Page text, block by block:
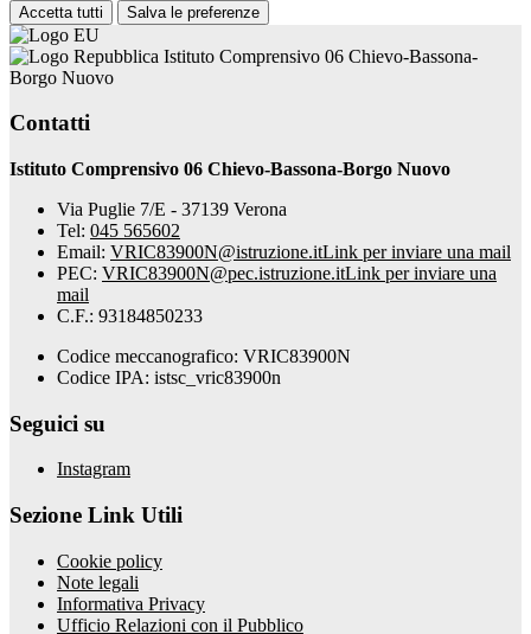
Accetta tutti Salva le preferenze
Istituto Comprensivo 06 Chievo-Bassona-
Borgo Nuovo
Contatti
Istituto Comprensivo 06 Chievo-Bassona-Borgo Nuovo
Via Puglie 7/E - 37139 Verona
Tel: 045 565602
Email: VRIC83900N@istruzione.itLink per inviare una mail
PEC: VRIC83900N@pec.istruzione.itLink per inviare una
mail
C.F.: 93184850233
Codice meccanografico: VRIC83900N
Codice IPA: istsc_vric83900n
Seguici su
Instagram
Sezione Link Utili
Cookie policy
Note legali
Informativa Privacy
Ufficio Relazioni con il Pubblico